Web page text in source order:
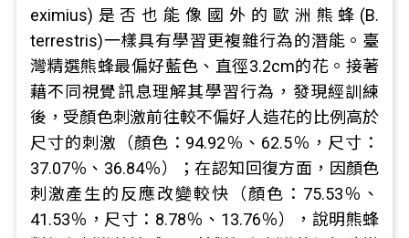
eximius)是否也能像國外的歐洲熊蜂(B.
terrestris)一樣具有學習更複雜行為的潛能。臺
灣精選熊蜂最偏好藍色、直徑3.2cm的花。接著
藉不同視覺訊息理解其學習行為，發現經訓練
後，受顏色刺激前往較不偏好人造花的比例高於
尺寸的刺激（顏色：94.92％、62.5％，尺寸：
37.07％、36.84％）；在認知回復方面，因顏色
刺激產生的反應改變較快（顏色：75.53％、
41.53％，尺寸：8.78％、13.76％），說明熊蜂